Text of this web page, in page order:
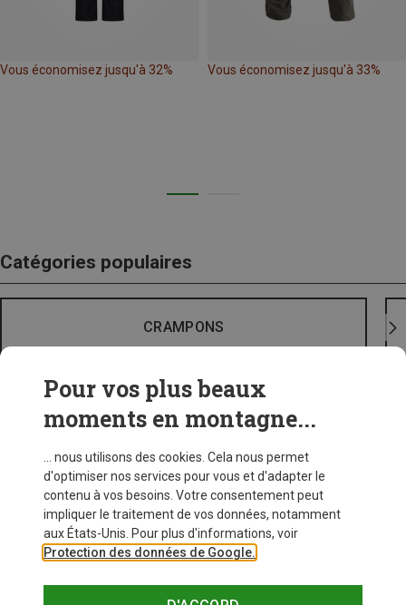
Vous économisez jusqu'à 32% Vous économisez jusqu'à 33%
Catégories populaires
CRAMPONS
Pour vos plus beaux
moments en montagne...
... nous utilisons des cookies. Cela nous permet
d'optimiser nos services pour vous et d'adapter le
contenu à vos besoins. Votre consentement peut
impliquer le traitement de vos données, notamment
aux États-Unis. Pour plus d'informations, voir
Protection des données de Google.